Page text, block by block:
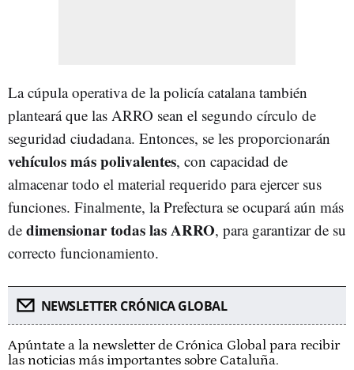
La cúpula operativa de la policía catalana también
planteará que las ARRO sean el segundo círculo de
seguridad ciudadana. Entonces, se les proporcionarán
vehículos más polivalentes, con capacidad de
almacenar todo el material requerido para ejercer sus
funciones. Finalmente, la Prefectura se ocupará aún más
de dimensionar todas las ARRO, para garantizar de su
correcto funcionamiento.
NEWSLETTER CRÓNICA GLOBAL
Apúntate a la newsletter de Crónica Global para recibir
las noticias más importantes sobre Cataluña.